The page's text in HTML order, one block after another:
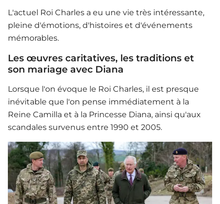
L'actuel Roi Charles a eu une vie très intéressante,
pleine d'émotions, d'histoires et d'événements
mémorables.
Les œuvres caritatives, les traditions et
son mariage avec Diana
Lorsque l'on évoque le Roi Charles, il est presque
inévitable que l'on pense immédiatement à la
Reine Camilla et à la Princesse Diana, ainsi qu'aux
scandales survenus entre 1990 et 2005.